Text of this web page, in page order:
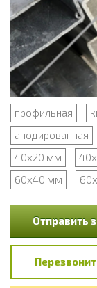
профильная
анодированная
40х20 мм
60х40 мм
Отправить